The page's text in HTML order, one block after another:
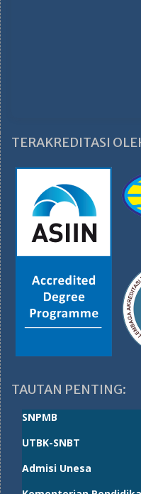
TERAKREDITASI
TAUTAN PENTING:
SNPMB
UTBK-SNBT
Admisi Unesa